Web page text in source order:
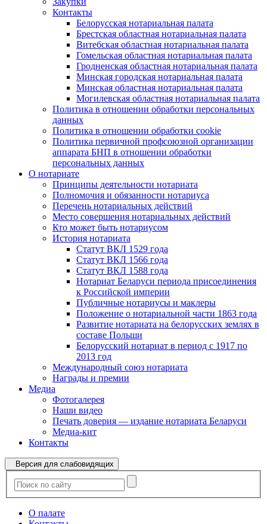
Контакты
Белорусская нотариальная палата
Брестская областная нотариальная палата
Витебская областная нотариальная палата
Гомельская областная нотариальная палата
Гродненская областная нотариальная палата
Минская городская нотариальная палата
Минская областная нотариальная палата
Могилевская областная нотариальная палата
Политика в отношении обработки персональных
данных
Политика в отношении обработки cookie
Политика первичной профсоюзной организации
аппарата БНП в отношении обработки
персональных данных
О нотариате
Принципы деятельности нотариата
Полномочия и обязанности нотариуса
Перечень нотариальных действий
Место совершения нотариальных действий
Кто может быть нотариусом
История нотариата
Статут ВКЛ 1529 года
Статут ВКЛ 1566 года
Статут ВКЛ 1588 года
Нотариат Беларуси периода присоединения
к Российской империи
Публичные нотариусы и маклеры
Положение о нотариальной части 1863 года
Развитие нотариата на белорусских землях в
составе Польши
Белорусский нотариат в период с 1917 по
2013 год
Международный союз нотариата
Награды и премии
Медиа
Фотогалерея
Наши видео
Печать доверия — издание нотариата Беларуси
Медиа-кит
Контакты
Версия для слабовидящих
О палате